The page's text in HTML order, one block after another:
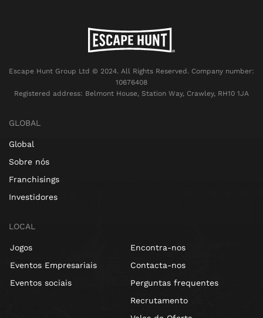
Escape Hunt Group Ltd © 2024. All Rights Reserved. Company number:
10676408
Registered address: Belmont House, Station Way, Crawley, RH10 1JA
GLOBAL
Global
Sobre nós
Franchisings
Investidores
LOCAL
Jogos
Eventos Empresariais
Eventos sociais
Encontra-nos
Contacta-nos
Perguntas frequentes
Recrutamento